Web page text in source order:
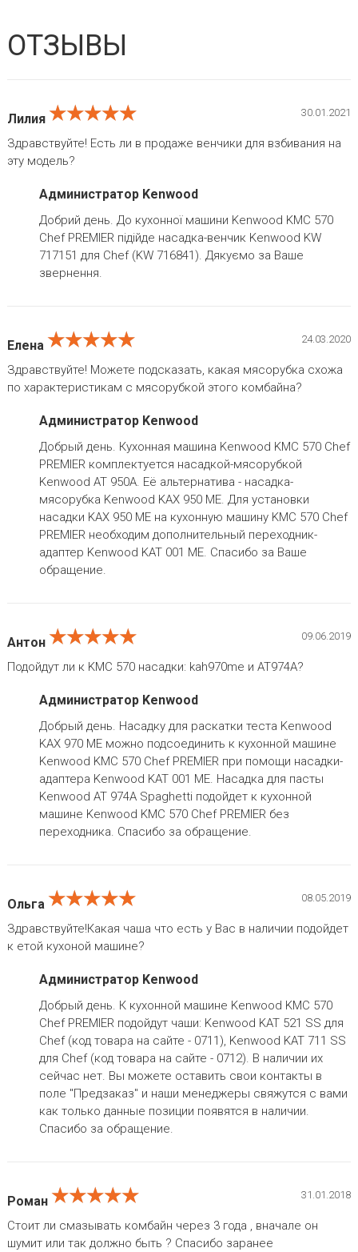
ОТЗЫВЫ
Лилия ★★★★★
★★★★★
★★★★★ 30.01.2021
Здравствуйте! Есть ли в продаже венчики для взбивания на
эту модель?
Администратор Kenwood
Добрий день. До кухонної машини Kenwood KMC 570
Chef PREMIER підійде насадка-венчик Kenwood KW
717151 для Chef (KW 716841). Дякуємо за Ваше
звернення.
Елена ★★★★★
★★★★★
★★★★★ 24.03.2020
Здравствуйте! Можете подсказать, какая мясорубка схожа
по характеристикам с мясорубкой этого комбайна?
Администратор Kenwood
Добрый день. Кухонная машина Kenwood KMC 570 Chef
PREMIER комплектуется насадкой-мясорубкой
Kenwood AT 950A. Её альтернатива - насадка-
мясорубка Kenwood KAX 950 ME. Для установки
насадки KAX 950 ME на кухонную машину KMC 570 Chef
PREMIER необходим дополнительный переходник-
адаптер Kenwood KAT 001 ME. Спасибо за Ваше
обращение.
Антон ★★★★★
★★★★★
★★★★★ 09.06.2019
Подойдут ли к KMC 570 насадки: kah970me и AT974A?
Администратор Kenwood
Добрый день. Насадку для раскатки теста Kenwood
KAX 970 ME можно подсоединить к кухонной машине
Kenwood KMC 570 Chef PREMIER при помощи насадки-
адаптера Kenwood KAT 001 ME. Насадка для пасты
Kenwood AT 974A Spaghetti подойдет к кухонной
машине Kenwood KMC 570 Chef PREMIER без
переходника. Спасибо за обращение.
Ольга ★★★★★
★★★★★
★★★★★ 08.05.2019
Здравствуйте!Какая чаша что есть у Вас в наличии подойдет
к етой кухоной машине?
Администратор Kenwood
Добрый день. К кухонной машине Kenwood KMC 570
Chef PREMIER подойдут чаши: Kenwood KAT 521 SS для
Chef (код товара на сайте - 0711), Kenwood KAT 711 SS
для Chef (код товара на сайте - 0712). В наличии их
сейчас нет. Вы можете оставить свои контакты в
поле "Предзаказ" и наши менеджеры свяжутся с вами
как только данные позиции появятся в наличии.
Спасибо за обращение.
Роман ★★★★★
★★★★★
★★★★★ 31.01.2018
Стоит ли смазывать комбайн через 3 года , вначале он
шумит или так должно быть ? Спасибо заранее